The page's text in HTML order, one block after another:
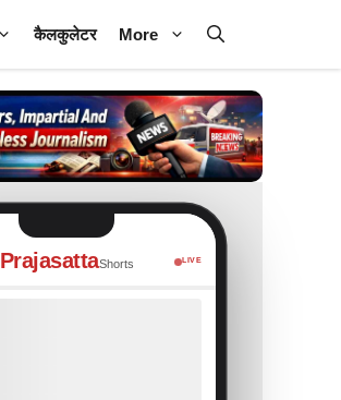
कैलकुलेटर More
PrajasattaShorts LIVE